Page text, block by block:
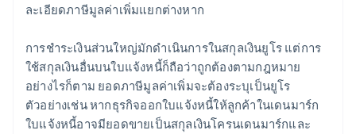
ละเอียดภาษีมูลค่าเพิ่มแยกต่างหาก
การชำระเงินส่วนใหญ่มักดำเนินการในสกุลเงินยูโร แต่การ
ใช้สกุลเงินอื่นบนใบแจ้งหนี้ก็ถือว่าถูกต้องตามกฎหมาย
อย่างไรก็ตาม ยอดภาษีมูลค่าเพิ่มจะต้องระบุเป็นยูโร
ตัวอย่างเช่น หากธุรกิจออกใบแจ้งหนี้ให้ลูกค้าในเดนมาร์ก
ใบแจ้งหนี้อาจมียอดขายเป็นสกุลเงินโครนเดนมาร์กและ